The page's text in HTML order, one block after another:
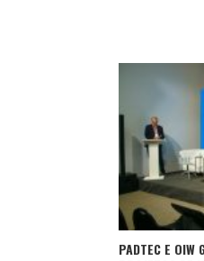
PADTEC E OIW